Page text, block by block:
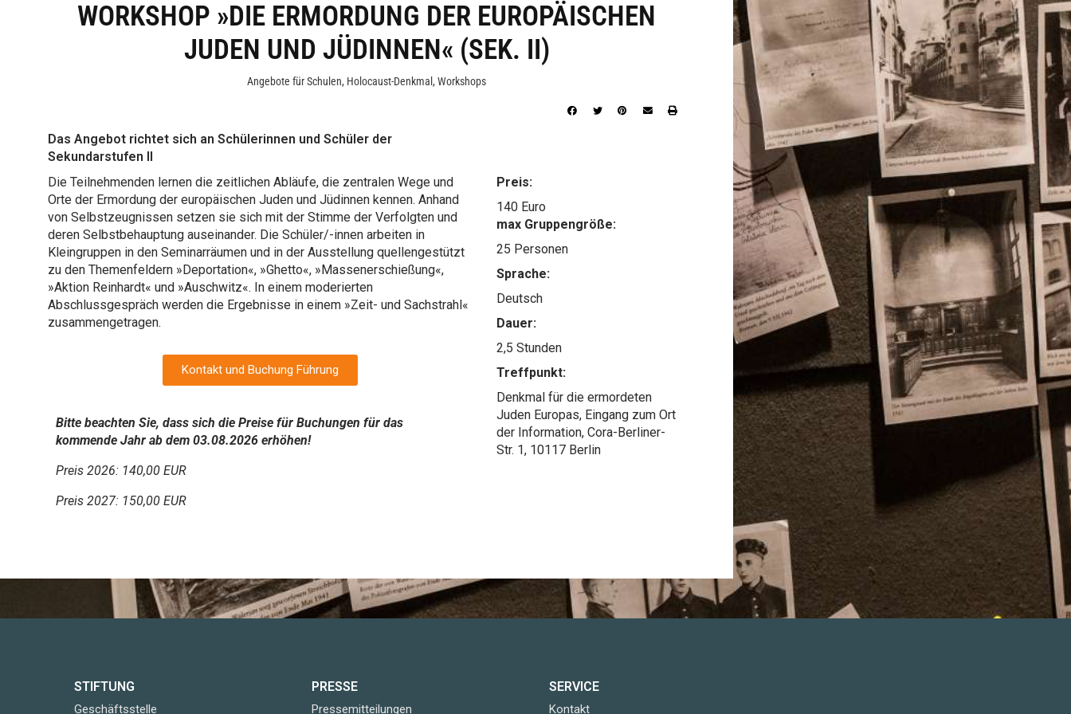
WORKSHOP »DIE ERMORDUNG DER EUROPÄISCHEN
JUDEN UND JÜDINNEN« (SEK. II)
Angebote für Schulen, Holocaust-Denkmal , Workshops
Das Angebot richtet sich an Schülerinnen und Schüler der
Sekundarstufen II
Die Teilnehmenden lernen die zeitlichen Abläufe, die zentralen Wege und
Orte der Ermordung der europäischen Juden und Jüdinnen kennen. Anhand
von Selbstzeugnissen setzen sie sich mit der Stimme der Verfolgten und
deren Selbstbehauptung auseinander. Die Schüler/-innen arbeiten in
Kleingruppen in den Seminarräumen und in der Ausstellung quellengestützt
zu den Themenfeldern »Deportation«, »Ghetto«, »Massenerschießung«,
»Aktion Reinhardt« und »Auschwitz«. In einem moderierten
Abschlussgespräch werden die Ergebnisse in einem »Zeit- und Sachstrahl«
zusammengetragen.
Kontakt und Buchung Führung
Bitte beachten Sie, dass sich die Preise für Buchungen für das
kommende Jahr ab dem 03.08.2026 erhöhen!
Preis 2026: 140,00 EUR
Preis 2027: 150,00 EUR
Preis:
140 Euro
max Gruppengröße:
25 Personen
Sprache:
Deutsch
Dauer:
2,5 Stunden
Treffpunkt:
Denkmal für die ermordeten
Juden Europas, Eingang zum Ort
der Information, Cora-Berliner-
Str. 1, 10117 Berlin
STIFTUNG
Geschäftsstelle
PRESSE
Pressemitteilungen
SERVICE
Kontakt